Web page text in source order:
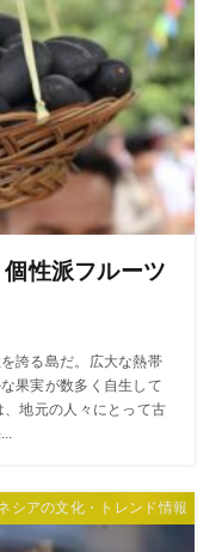
性派フルーツ
誇る島だ。広大な熱帯
果実が数多く自生して
地元の人々にとって古
シアの文化・トレンド情報